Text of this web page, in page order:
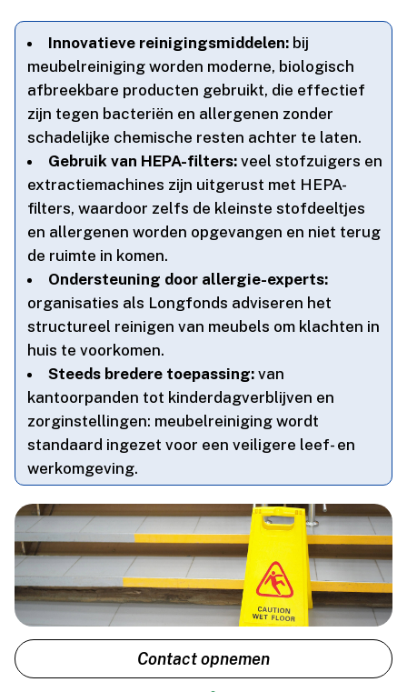
Innovatieve reinigingsmiddelen: bij
meubelreiniging worden moderne, biologisch
afbreekbare producten gebruikt, die effectief
zijn tegen bacteriën en allergenen zonder
schadelijke chemische resten achter te laten.​
Gebruik van HEPA-filters: veel stofzuigers en
extractiemachines zijn uitgerust met HEPA-
filters, waardoor zelfs de kleinste stofdeeltjes
en allergenen worden opgevangen en niet terug
de ruimte in komen.​
Ondersteuning door allergie-experts:
organisaties als Longfonds adviseren het
structureel reinigen van meubels om klachten in
huis te voorkomen.​
Steeds bredere toepassing: van
kantoorpanden tot kinderdagverblijven en
zorginstellingen: meubelreiniging wordt
standaard ingezet voor een veiligere leef- en
werkomgeving.​
Contact opnemen